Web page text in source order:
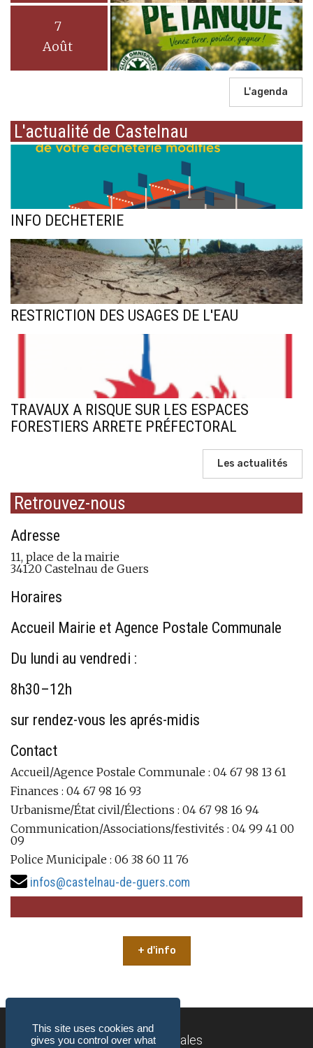
7
Août
L'agenda
L'actualité de Castelnau
INFO DECHETERIE
RESTRICTION DES USAGES DE L'EAU
TRAVAUX A RISQUE SUR LES ESPACES
FORESTIERS ARRETE PRÉFECTORAL
Les actualités
Retrouvez-nous
Adresse
11, place de la mairie
34120 Castelnau de Guers
Horaires
Accueil Mairie et Agence Postale Communale
Du lundi au vendredi :
8h30–12h
sur rendez-vous les aprés-midis
Contact
Accueil/Agence Postale Communale : 04 67 98 13 61
Finances : 04 67 98 16 93
Urbanisme/État civil/Élections : 04 67 98 16 94
Communication/Associations/festivités : 04 99 41 00
09
Police Municipale : 06 38 60 11 76
infos@castelnau-de-guers.com
+ d'info
Mentions légales
This site uses cookies and
gives you control over what